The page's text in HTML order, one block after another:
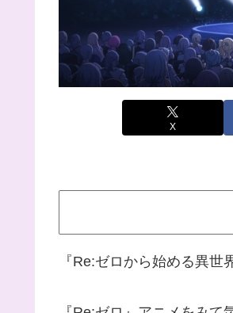
X
『Re:ゼロから始める異